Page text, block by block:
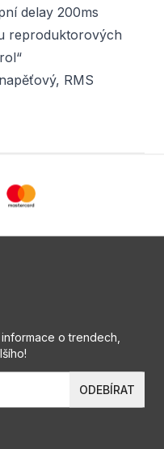
delay 200ms
reproduktorových
RMS
o trendech,
ODEBÍRAT